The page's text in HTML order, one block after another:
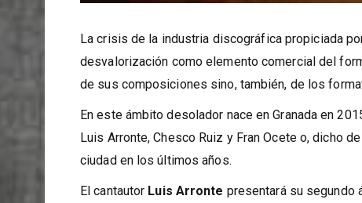
La crisis de la industria discográfica propiciada
desvalorización como elemento comercial del
de sus composiciones sino, también, de los
En este ámbito desolador nace en Granada en
Luis Arronte, Chesco Ruiz y Fran Ocete o, dicho
ciudad en los últimos años.
El cantautor Luis Arronte presentará su segundo